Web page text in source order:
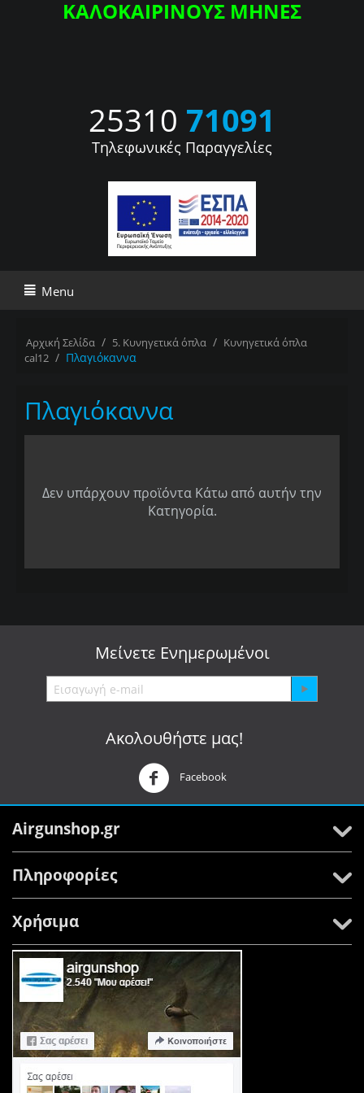
ΚΑΛΟΚΑΙΡΙΝΟΥΣ ΜΗΝΕΣ
25310 71091
Τηλεφωνικές Παραγγελίες
Menu
Αρχική Σελίδα / 5. Κυνηγετικά όπλα / Κυνηγετικά όπλα
cal12 / Πλαγιόκαννα
Πλαγιόκαννα
Δεν υπάρχουν προϊόντα Κάτω από αυτήν την
Κατηγορία.
Μείνετε Ενημερωμένοι
Ακολουθήστε μας!
Facebook
Airgunshop.gr
Πληροφορίες
Χρήσιμα